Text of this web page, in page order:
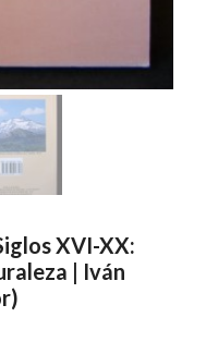
XVI-XX:
| Iván